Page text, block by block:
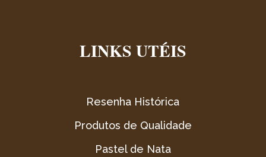
LINKS UTÉIS
Resenha Histórica
Produtos de Qualidade
Pastel de Nata